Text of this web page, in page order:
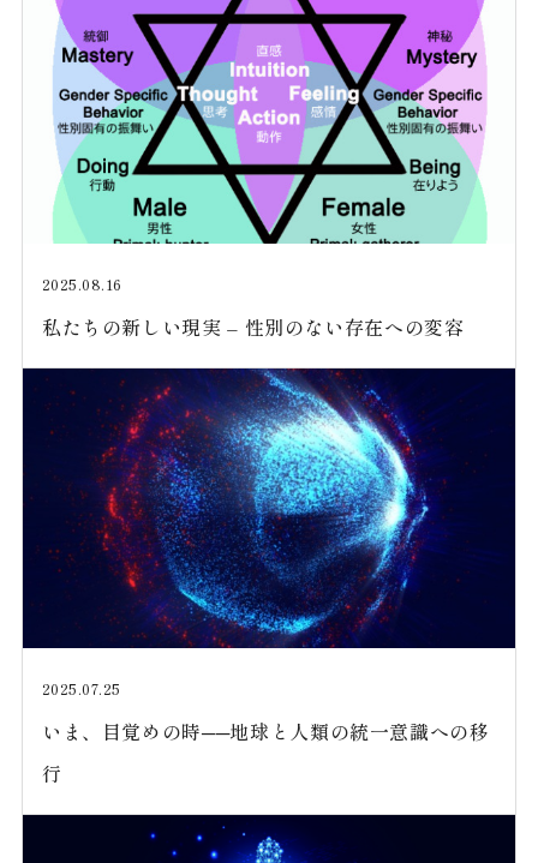
2025.08.16
私たちの新しい現実 – 性別のない存在への変容
2025.07.25
いま、目覚めの時──地球と人類の統一意識への移
行